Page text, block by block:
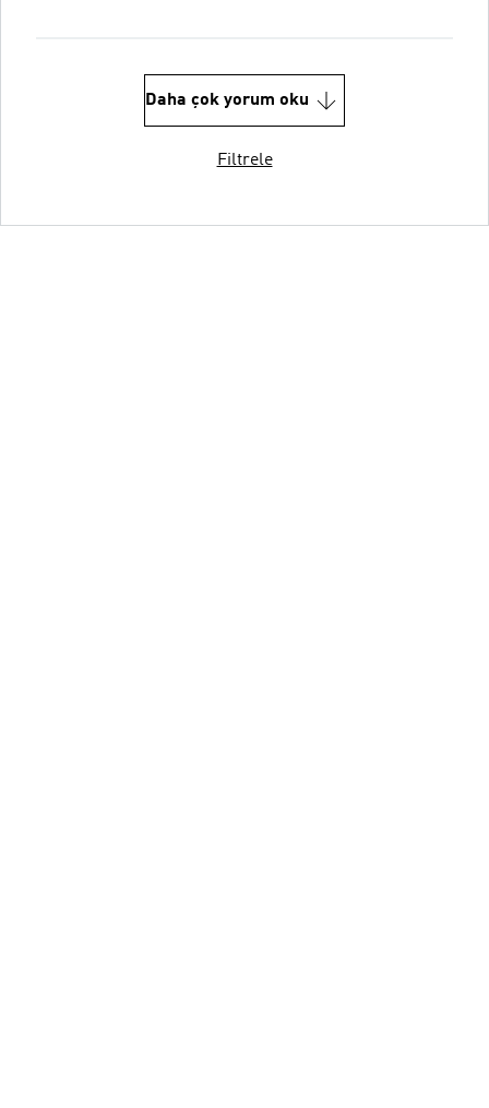
Daha çok yorum oku
Filtrele